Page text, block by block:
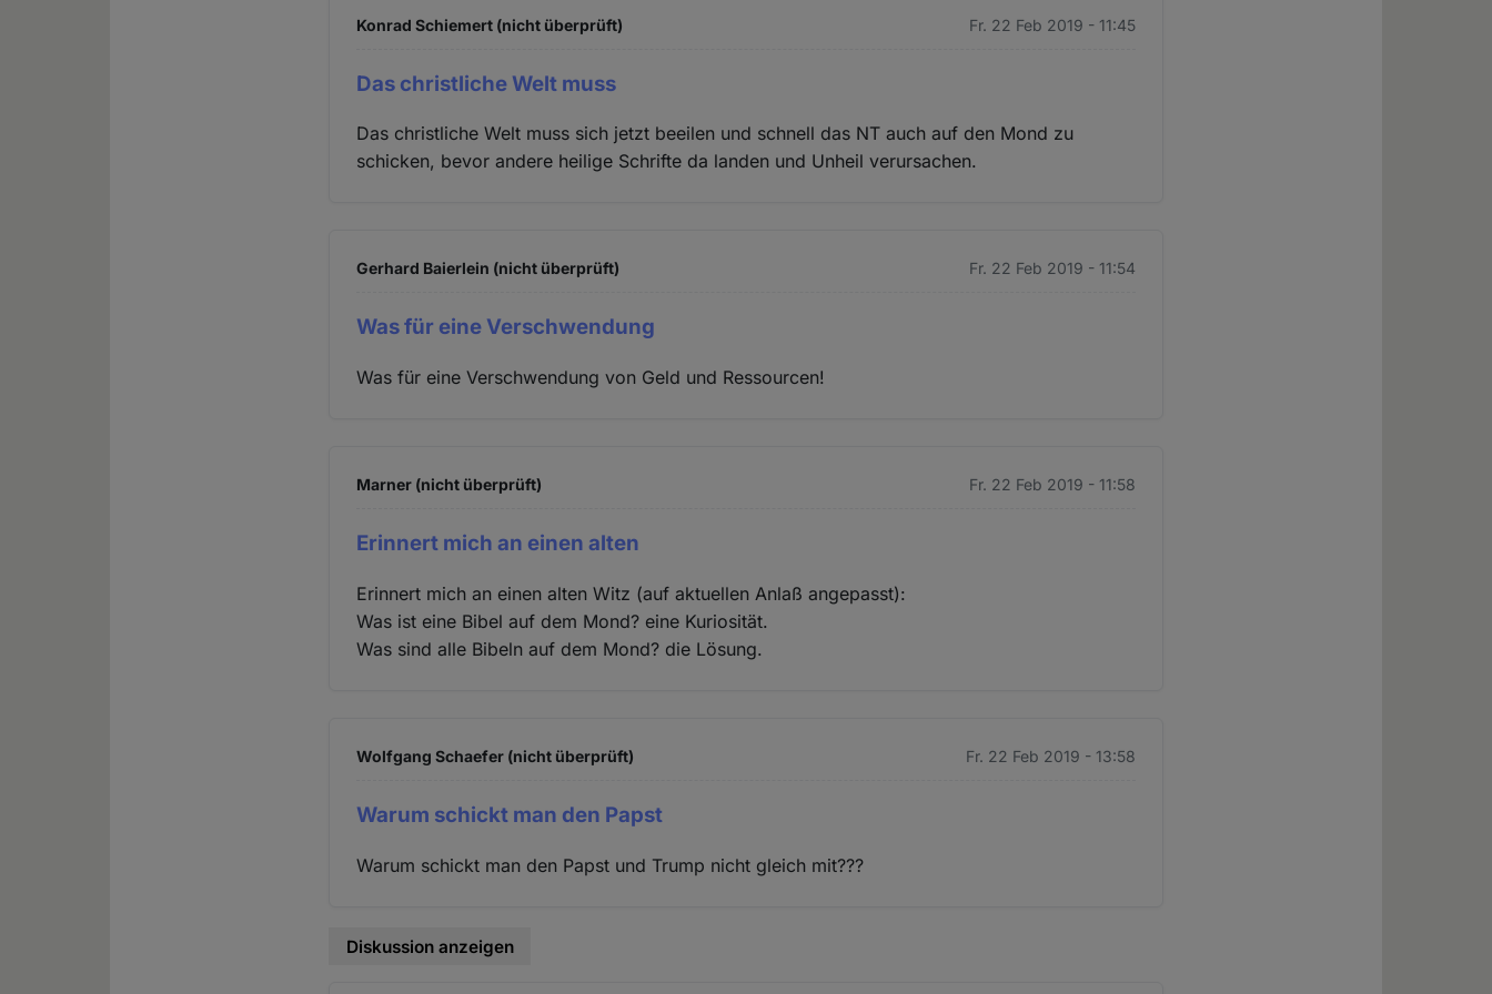
Konrad Schiemert (nicht überprüft) Fr. 22 Feb 2019 - 11:45
Das christliche Welt muss
Das christliche Welt muss sich jetzt beeilen und schnell das NT auch auf den Mond zu
schicken, bevor andere heilige Schrifte da landen und Unheil verursachen.
Gerhard Baierlein (nicht überprüft) Fr. 22 Feb 2019 - 11:54
Was für eine Verschwendung
Was für eine Verschwendung von Geld und Ressourcen!
Marner (nicht überprüft) Fr. 22 Feb 2019 - 11:58
Erinnert mich an einen alten
Erinnert mich an einen alten Witz (auf aktuellen Anlaß angepasst):
Was ist eine Bibel auf dem Mond? eine Kuriosität.
Was sind alle Bibeln auf dem Mond? die Lösung.
Wolfgang Schaefer (nicht überprüft) Fr. 22 Feb 2019 - 13:58
Warum schickt man den Papst
Warum schickt man den Papst und Trump nicht gleich mit???
Diskussion anzeigen